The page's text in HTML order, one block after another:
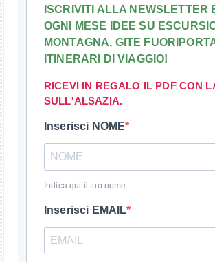
ISCRIVITI ALLA NEWSLETTER
OGNI MESE IDEE SU
MONTAGNA, GITE
ITINERARI DI VIAGGIO!
RICEVI IN REGALO IL PDF CON
SULL'ALSAZIA.
Inserisci NOME
Indica qui il tuo nome.
Inserisci EMAIL